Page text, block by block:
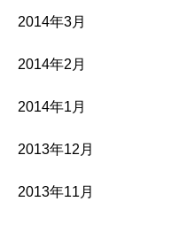
2014年3月
2014年2月
2014年1月
2013年12月
2013年11月